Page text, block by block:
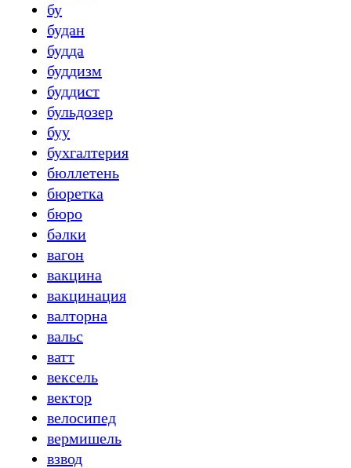
бу
будан
будда
буддизм
буддист
бульдозер
буу
бухгалтерия
бюллетень
бюретка
бюро
бәлки
вагон
вакцина
вакцинация
валторна
вальс
ватт
вексель
вектор
велосипед
вермишель
взвод